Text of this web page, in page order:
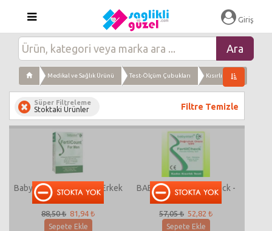
Giriş
Medikal ve Sağlık Ürünü Test-Ölçüm Çubukları Kısırlık Testi
Süper Filtreleme
Stoktaki Ürünler Filtre Temizle
Babystart FertilCount2 Erkek
Kısırlık Testi ( 2'li )
88,50 ₺ 81,94 ₺
Sepete Ekle
BABYSTART Fertil Check -
Kadın Kısırlık Testi
57,05 ₺ 52,82 ₺
Sepete Ekle